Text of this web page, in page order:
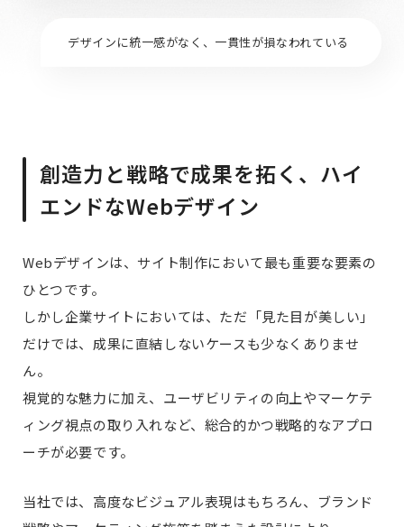
デザインに統一感がなく、一貫性が損なわれている
創造力と戦略で成果を拓く、ハイ
エンドなWebデザイン
Webデザインは、サイト制作において最も重要な要素の
ひとつです。
しかし企業サイトにおいては、ただ「見た目が美しい」
だけでは、成果に直結しないケースも少なくありませ
ん。
視覚的な魅力に加え、ユーザビリティの向上やマーケテ
ィング視点の取り入れなど、総合的かつ戦略的なアプロ
ーチが必要です。
当社では、高度なビジュアル表現はもちろん、ブランド